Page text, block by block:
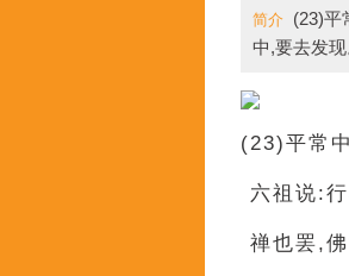
简介 (23)平
中,要去发现
(23)平常
六祖
禅也